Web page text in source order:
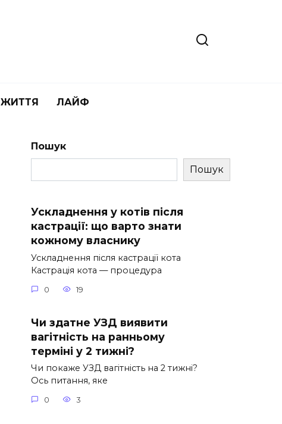
ЖИТТЯ ЛАЙФ
Пошук
Пошук
Ускладнення у котів після
кастрації: що варто знати
кожному власнику
Ускладнення після кастрації кота
Кастрація кота — процедура
0 19
Чи здатне УЗД виявити
вагітність на ранньому
терміні у 2 тижні?
Чи покаже УЗД вагітність на 2 тижні?
Ось питання, яке
0 3